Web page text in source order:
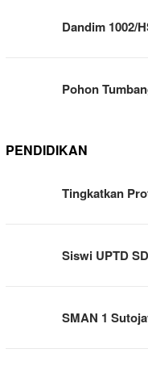
Dandim 1002/
Pohon
PENDIDIKAN
Tingkatkan
Siswi UPTD
SMAN 1